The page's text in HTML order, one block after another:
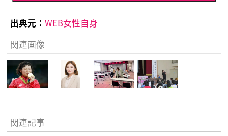
出典元： WEB女性自身
関連画像
関連記事